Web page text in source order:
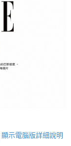
顯示電腦版詳細說明